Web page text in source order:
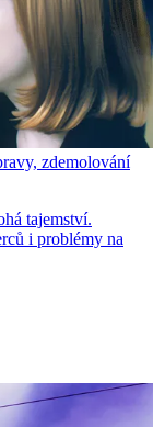
zdemolování
tajemství.
i problémy na